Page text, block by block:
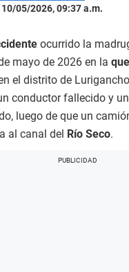
05/2026, 09:37 a.m.
ocurrido la
mayo de 2026 en la
el distrito de
conductor fallecido y
luego de que un
al canal del Río Seco.